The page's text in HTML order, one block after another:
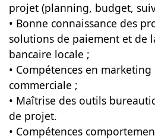
projet (planning, budget,
• Bonne connaissance des
solutions de paiement et de
bancaire locale ;
• Compétences en
commerciale ;
• Maîtrise des outils
de projet.
• Compétences